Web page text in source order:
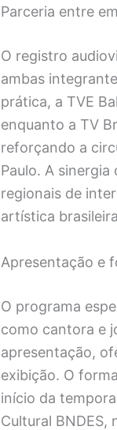
Parceria entre
O registro
ambas
prática, a TVE
enquanto a TV
reforçando a
Paulo. A
regionais de
artística
Apresentação e
O programa
como cantora e
apresentação,
exibição. O
início da
Cultural